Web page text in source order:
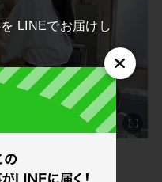
ま財団
LINEでお届けし